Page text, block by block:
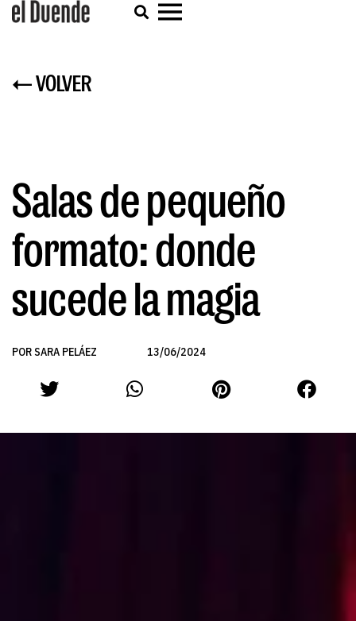
← VOLVER
Salas de pequeño
formato: donde
sucede la magia
POR SARA PELÁEZ 13/06/2024